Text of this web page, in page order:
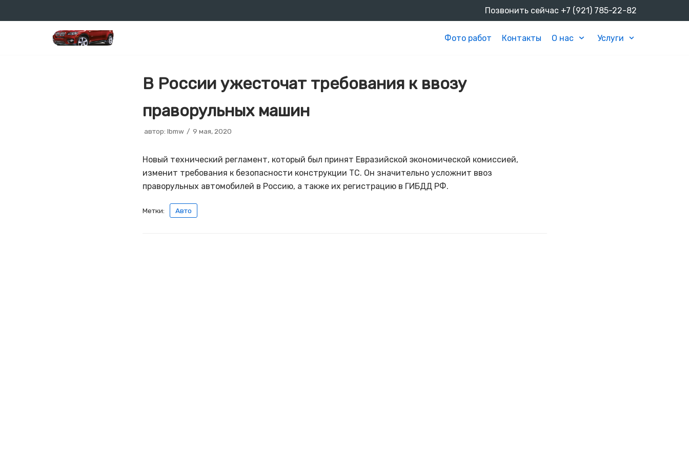
Позвонить сейчас +7 (921) 785-22-82
Фото работ Контакты О нас Услуги
В России ужесточат требования к ввозу
праворульных машин
автор: lbmw 9 мая, 2020
Новый технический регламент, который был принят Евразийской экономической комиссией,
изменит требования к безопасности конструкции ТС. Он значительно усложнит ввоз
праворульных автомобилей в Россию, а также их регистрацию в ГИБДД РФ.
Метки: Авто